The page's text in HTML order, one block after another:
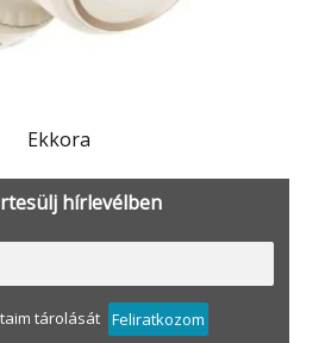
Ekkora
hírlevélben
tárolását Feliratkozom